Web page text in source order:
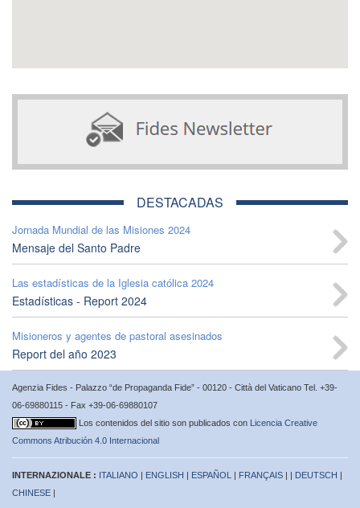
DESTACADAS
Jornada Mundial de las Misiones 2024
Mensaje del Santo Padre
Las estadísticas de la Iglesia católica 2024
Estadísticas - Report 2024
Misioneros y agentes de pastoral asesinados
Report del año 2023
Agenzia Fides - Palazzo “de Propaganda Fide” - 00120 - Città del Vaticano Tel. +39-
06-69880115 - Fax +39-06-69880107
Los contenidos del sitio son publicados con Licencia Creative
Commons Atribución 4.0 Internacional
INTERNAZIONALE : ITALIANO | ENGLISH | ESPAÑOL | FRANÇAIS | | DEUTSCH |
CHINESE |